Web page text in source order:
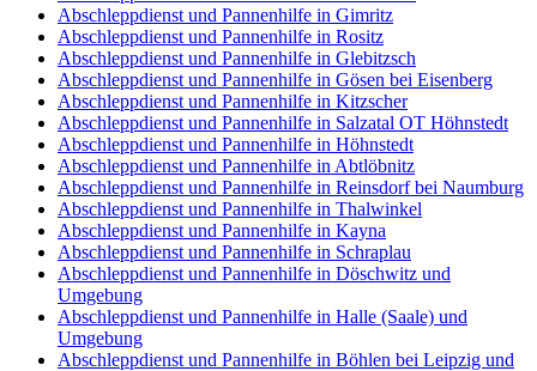
Abschleppdienst und Pannenhilfe in Gimritz
Abschleppdienst und Pannenhilfe in Rositz
Abschleppdienst und Pannenhilfe in Glebitzsch
Abschleppdienst und Pannenhilfe in Gösen bei Eisenberg
Abschleppdienst und Pannenhilfe in Kitzscher
Abschleppdienst und Pannenhilfe in Salzatal OT Höhnstedt
Abschleppdienst und Pannenhilfe in Höhnstedt
Abschleppdienst und Pannenhilfe in Abtlöbnitz
Abschleppdienst und Pannenhilfe in Reinsdorf bei Naumburg
Abschleppdienst und Pannenhilfe in Thalwinkel
Abschleppdienst und Pannenhilfe in Kayna
Abschleppdienst und Pannenhilfe in Schraplau
Abschleppdienst und Pannenhilfe in Döschwitz und
Umgebung
Abschleppdienst und Pannenhilfe in Halle (Saale) und
Umgebung
Abschleppdienst und Pannenhilfe in Böhlen bei Leipzig und